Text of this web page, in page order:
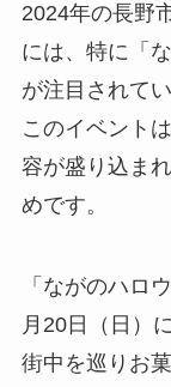
2024年の長野
には、特に「
が注目されてい
このイベント
容が盛り込ま
めです。
「ながのハロ
月20日（日）
街中を巡りお